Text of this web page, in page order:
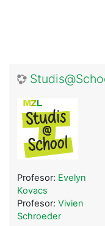
Profesor: Evelyn
Kovacs
Profesor: Vivien
Schroeder